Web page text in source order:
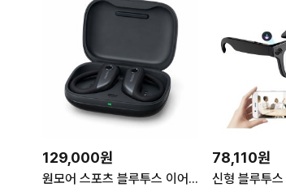
129,000원
원모어 스포츠 블루투스 이어폰 S50 블랙(그레이)
78,110원